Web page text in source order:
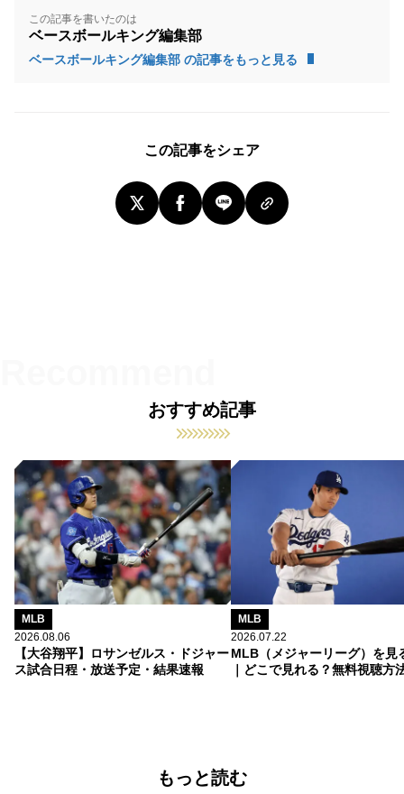
この記事を書いたのは
ベースボールキング編集部
ベースボールキング編集部 の記事をもっと見る
この記事をシェア
おすすめ記事
MLB
2026.08.06
【大谷翔平】ロサンゼルス・ドジャー
ス試合日程・放送予定・結果速報
MLB
2026.07.22
MLB（メジャーリーグ）を見
｜どこで見れる？無料視聴方
もっと読む